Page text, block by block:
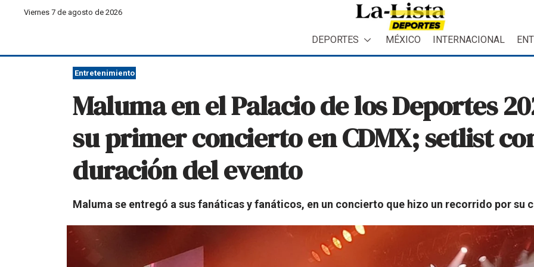
Viernes 7 de agosto de 2026
DEPORTES MÉXICO INTERNACIONAL
Entretenimiento
Maluma en el Palacio de los Deportes
su primer concierto en CDMX; setlist
duración del evento
Maluma se entregó a sus fanáticas y fanáticos, en un concierto que hizo un recorrido por su